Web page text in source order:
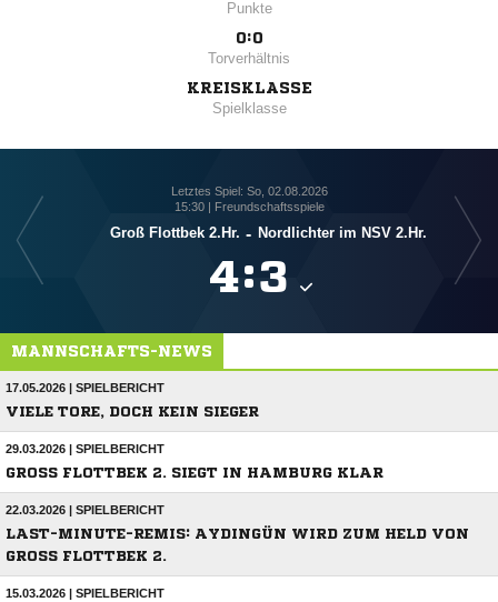
Punkte
0:0
Torverhältnis
KREISKLASSE
Spielklasse
Letztes Spiel: So, 02.08.2026
15:30 | Freundschaftsspiele
Groß Flottbek 2.Hr. - Nordlichter im NSV 2.Hr.
:
MANNSCHAFTS-NEWS
17.05.2026 | SPIELBERICHT
VIELE TORE, DOCH KEIN SIEGER
29.03.2026 | SPIELBERICHT
GROSS FLOTTBEK 2. SIEGT IN HAMBURG KLAR
22.03.2026 | SPIELBERICHT
LAST-MINUTE-REMIS: AYDINGÜN WIRD ZUM HELD VON
GROSS FLOTTBEK 2.
15.03.2026 | SPIELBERICHT